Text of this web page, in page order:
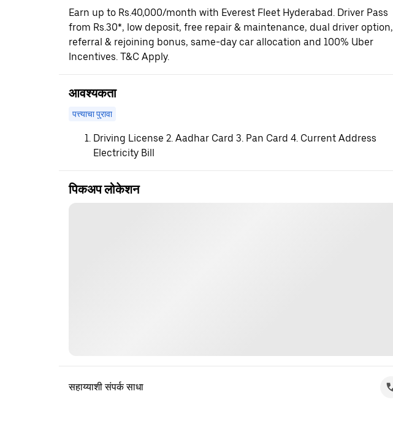
Earn up to Rs.40,000/month with Everest Fleet Hyderabad. Driver Pass
from Rs.30*, low deposit, free repair & maintenance, dual driver option,
referral & rejoining bonus, same-day car allocation and 100% Uber
Incentives. T&C Apply.
आवश्यकता
पत्त्याचा पुरावा
Driving License 2. Aadhar Card 3. Pan Card 4. Current Address
Electricity Bill
पिकअप लोकेशन
सहाय्याशी संपर्क साधा